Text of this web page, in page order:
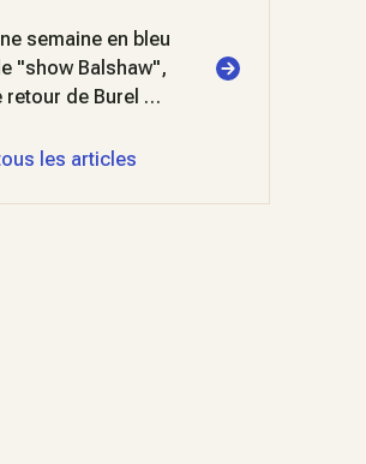
semaine en bleu
"show Balshaw",
retour de Burel et
les articles